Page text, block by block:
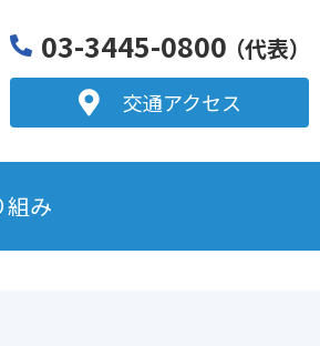
03-3445-0800 （代表）
交通アクセス
組み